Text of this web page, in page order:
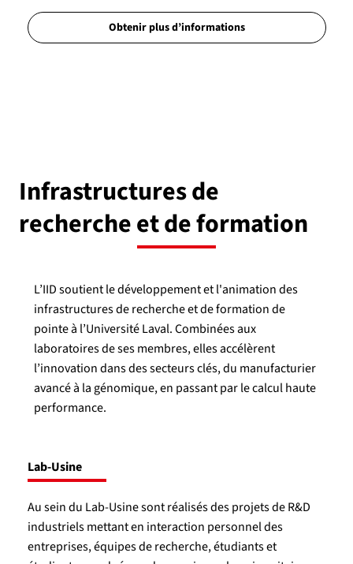
Obtenir plus d’informations
Lab-Usine
Au sein du Lab-Usine sont réalisés des projets de R&D
industriels mettant en interaction personnel des
entreprises, équipes de recherche, étudiants et
L’IID soutient le développement et l'animation des
infrastructures de recherche et de formation de
pointe à l’Université Laval. Combinées aux
laboratoires de ses membres, elles accélèrent
l’innovation dans des secteurs clés, du manufacturier
avancé à la génomique, en passant par le calcul haute
performance.
Infrastructures de
recherche et de formation